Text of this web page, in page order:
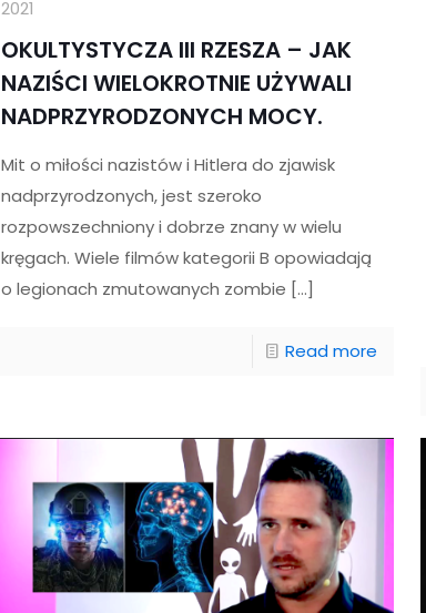
2021
OKULTYSTYCZA III RZESZA – JAK
NAZIŚCI WIELOKROTNIE UŻYWALI
NADPRZYRODZONYCH MOCY.
Mit o miłości nazistów i Hitlera do zjawisk
nadprzyrodzonych, jest szeroko
rozpowszechniony i dobrze znany w wielu
kręgach. Wiele filmów kategorii B opowiadają
o legionach zmutowanych zombie […]
Read more